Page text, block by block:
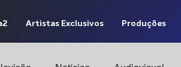
Artistas Exclusivos Produções